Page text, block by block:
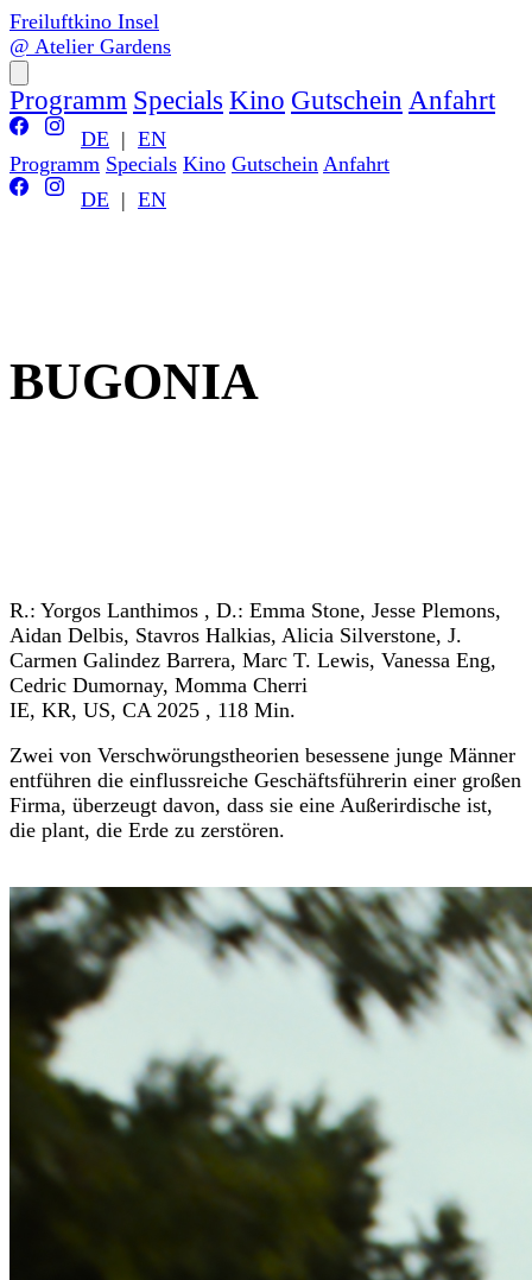
Freiluftkino Insel
@ Atelier Gardens
Programm Specials Kino Gutschein Anfahrt
DE | EN
Programm Specials Kino Gutschein Anfahrt
DE | EN
BUGONIA
R.: Yorgos Lanthimos , D.: Emma Stone, Jesse Plemons,
Aidan Delbis, Stavros Halkias, Alicia Silverstone, J.
Carmen Galindez Barrera, Marc T. Lewis, Vanessa Eng,
Cedric Dumornay, Momma Cherri
IE, KR, US, CA 2025 , 118 Min.
Zwei von Verschwörungstheorien besessene junge Männer
entführen die einflussreiche Geschäftsführerin einer großen
Firma, überzeugt davon, dass sie eine Außerirdische ist,
die plant, die Erde zu zerstören.